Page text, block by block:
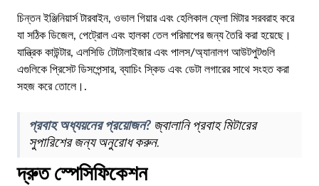
চিন্তন ইঞ্জিনিয়ার্স টারবাইন, ওভাল গিয়ার এবং হেলিকাল ফ্লো মিটার সরবরাহ করে
যা সঠিক ডিজেল, পেট্রোল এবং হালকা তেল পরিমাপের জন্য তৈরি করা হয়েছে।
যান্ত্রিক কাউন্টার, এলসিডি টোটালাইজার এবং পালস/অ্যানালগ আউটপুটগুলি
এগুলিকে প্রিসেট ডিসপেন্সার, ব্যাচিং স্কিড এবং ডেটা লগারের সাথে সংহত করা
সহজ করে তোলে।.
প্রবাহ অধ্যয়নের প্রয়োজন? জ্বালানি প্রবাহ মিটারের
সুপারিশের জন্য অনুরোধ করুন.
দ্রুত স্পেসিফিকেশন